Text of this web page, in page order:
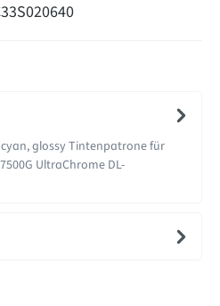
cyan, glossy Tintenpatrone für
UltraChrome DL-